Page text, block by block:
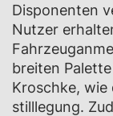
Disponenten
Nutzer
breiten
Kroschke,
stilllegung.